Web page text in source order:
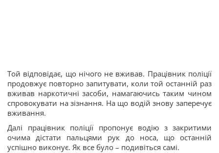
Той відповідає, що нічого не вживав. Працівник поліції
продовжує повторно запитувати, коли той останній раз
вживав наркотичні засоби, намагаючись таким чином
спровокувати на зізнання. На що водій знову заперечує
вживання.
Далі працівник поліції пропонує водію з закритими
очима дістати пальцями рук до носа, що останній
успішно виконує. Як все було – подивіться самі.